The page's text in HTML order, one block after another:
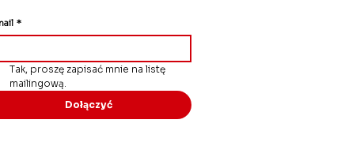
*
Tak, proszę zapisać mnie na listę
mailingową.
Dołączyć